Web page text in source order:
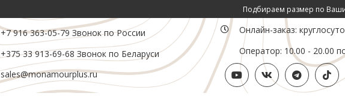
Подбираем размер по Вашим инд.
+7 916 363-05-79 Звонок по России
+375 33 913-69-68 Звонок по Беларуси
sales@monamourplus.ru
Онлайн-заказ:
Оператор: 10.00 - 20.00